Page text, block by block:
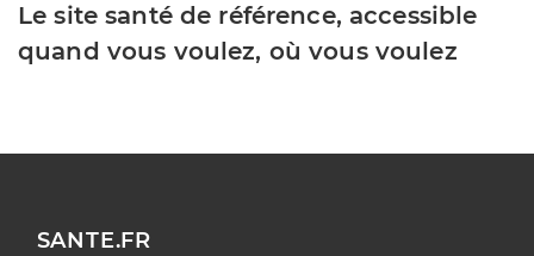
Le site santé de référence, accessible
quand vous voulez, où vous voulez
SANTE.FR